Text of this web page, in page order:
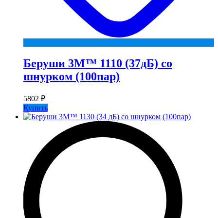
Беруши 3М™ 1110 (37дБ) со
шнурком (100пар)
5802 ₽
Купить